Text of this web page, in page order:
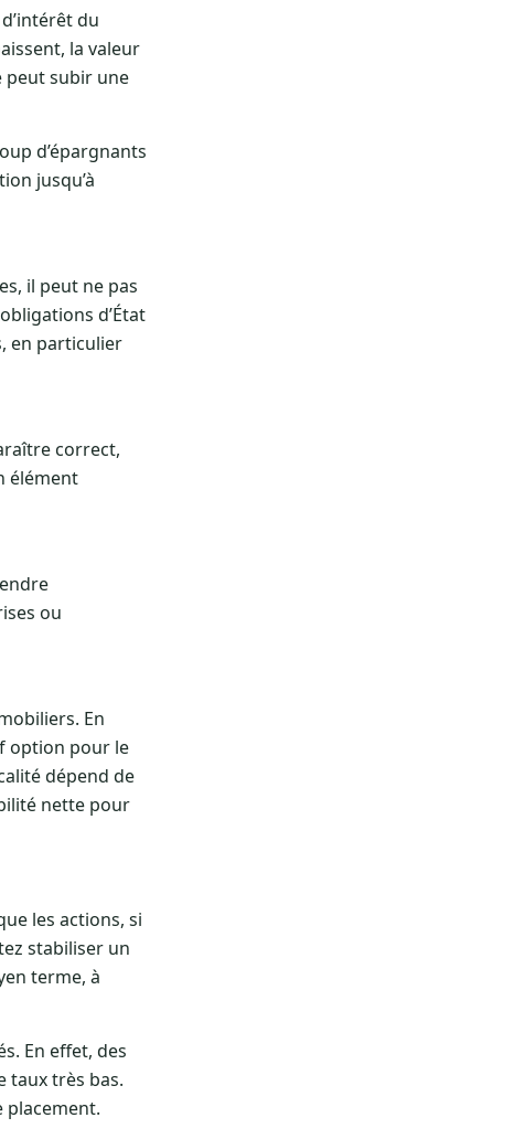
du
la valeur
peut subir une
d’épargnants
jusqu’à
il peut ne pas
d’État
en particulier
correct,
élément
ou
En
option pour le
dépend de
nette pour
les actions, si
stabiliser un
terme, à
En effet, des
taux très bas.
placement.